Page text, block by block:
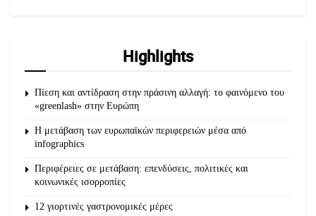
Highlights
Πίεση και αντίδραση στην πράσινη αλλαγή: το φαινόμενο του
«greenlash» στην Ευρώπη
Η μετάβαση των ευρωπαϊκών περιφερειών μέσα από
infographics
Περιφέρειες σε μετάβαση: επενδύσεις, πολιτικές και
κοινωνικές ισορροπίες
12 γιορτινές γαστρονομικές μέρες